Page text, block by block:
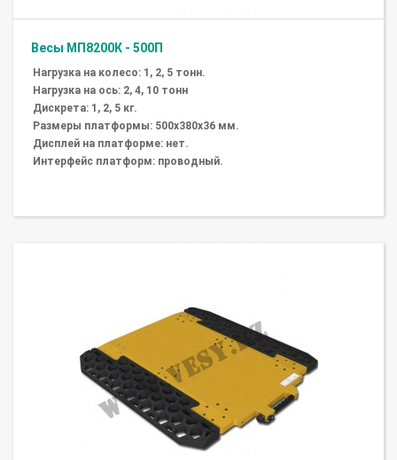
Весы МП8200К - 500П
Нагрузка на колесо: 1, 2, 5 тонн.
Нагрузка на ось: 2, 4, 10 тонн
Дискрета: 1, 2, 5 кг.
Размеры платформы: 500х380х36 мм.
Дисплей на платформе: нет.
Интерфейс платформ: проводный.